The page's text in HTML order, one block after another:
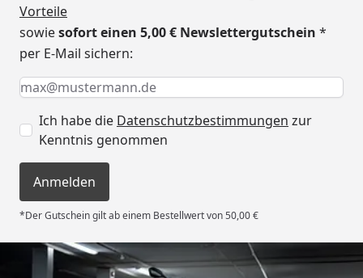
Vorteile
sowiesofort einen 5,00 € Newslettergutschein *
per E-Mail sichern:
Keine Eingabe erforderlich
Eingabe erforderlich
E-Mail *
Ich habe die Datenschutzbestimmungen zur
Kenntnis genommen
Anmelden
*Der Gutschein gilt ab einem Bestellwert von 50,00 €